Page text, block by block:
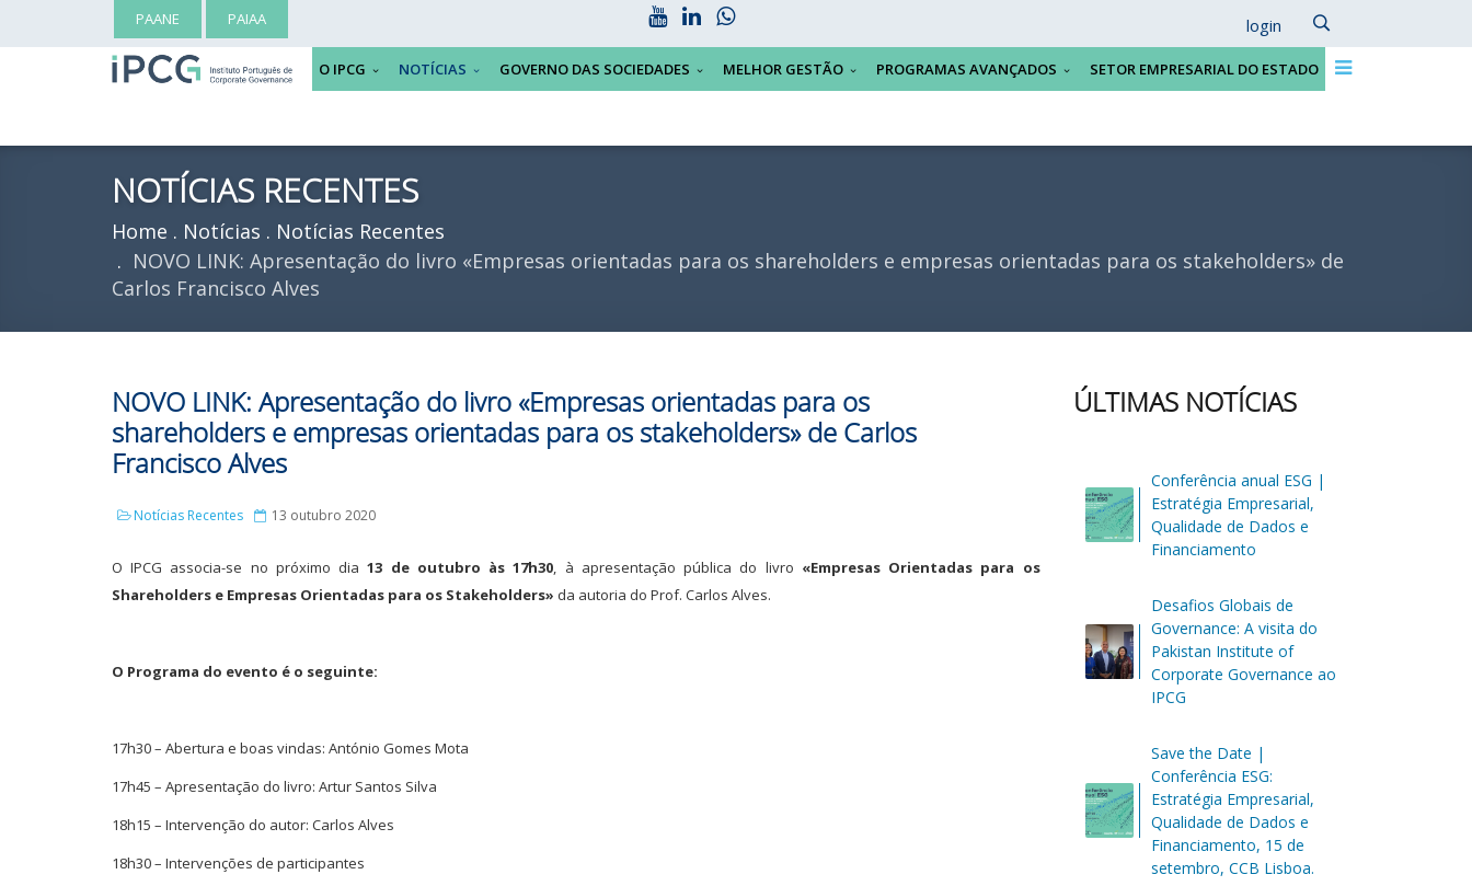
PAANE PAIAA login
O IPCG NOTÍCIAS GOVERNO DAS SOCIEDADES MELHOR GESTÃO PROGRAMAS AVANÇADOS SETOR EMPRESARIAL DO ESTADO
NOTÍCIAS RECENTES
Home Notícias
Notícias Recentes
NOVO LINK: Apresentação do livro «Empresas orientadas para os shareholders e empresas orientadas para os stakeholders» de
Carlos Francisco Alves
NOVO LINK: Apresentação do livro «Empresas orientadas para os
shareholders e empresas orientadas para os stakeholders» de Carlos
Francisco Alves
Notícias Recentes 13 outubro 2020
O IPCG associa-se no próximo dia13 de outubro às 17h30, à apresentação pública do livro «Empresas Orientadas para os
Shareholders e Empresas Orientadas para os Stakeholders» da autoria do Prof. Carlos Alves.
O Programa do evento é o seguinte:
17h30 – Abertura e boas vindas: António Gomes Mota
17h45 – Apresentação do livro: Artur Santos Silva
18h15 – Intervenção do autor: Carlos Alves
18h30 – Intervenções de participantes
ÚLTIMAS NOTÍCIAS
Conferência anual ESG |
Estratégia Empresarial,
Qualidade de Dados e
Financiamento
Desafios Globais de
Governance: A visita do
Pakistan Institute of
Corporate Governance ao
IPCG
Save the Date |
Conferência ESG:
Estratégia Empresarial,
Qualidade de Dados e
Financiamento, 15 de
setembro, CCB Lisboa.